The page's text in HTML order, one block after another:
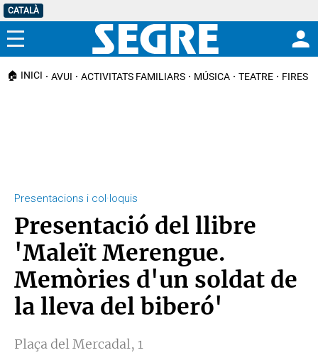
CATALÀ
Menú
🏠 INICI AVUI ACTIVITATS FAMILIARS MÚSICA TEATRE FIRES I
Presentacions i col·loquis
Presentació del llibre
'Maleït Merengue.
Memòries d'un soldat de
la lleva del biberó'
Plaça del Mercadal, 1